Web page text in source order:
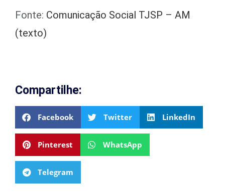
Fonte: Comunicação Social TJSP – AM
(texto)
Compartilhe:
Facebook Twitter LinkedIn
Pinterest WhatsApp
Telegram